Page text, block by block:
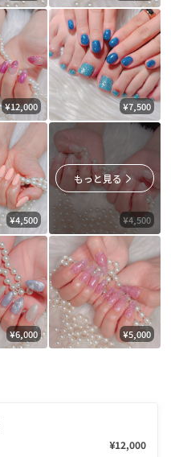
¥12,000 ¥7,500
¥4,500 ¥4,500
もっと見る
¥6,000 ¥5,000
¥12,000